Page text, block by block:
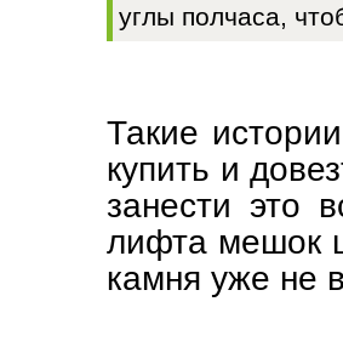
углы полчаса,
Такие
купить и
занести это
лифта мешок
камня уже не